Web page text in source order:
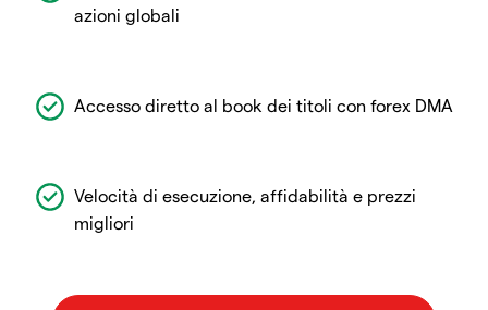
azioni globali
Accesso diretto al book dei titoli con forex DMA
Velocità di esecuzione, affidabilità e prezzi
migliori